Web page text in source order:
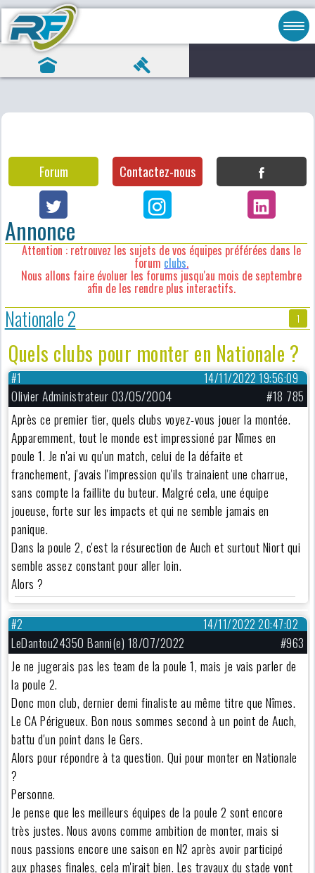
Forum Contactez-nous
Annonce
Attention : retrouvez les sujets de vos équipes préférées dans le
forum clubs.
Nous allons faire évoluer les forums jusqu'au mois de septembre
afin de les rendre plus interactifs.
Nationale 2 1
Quels clubs pour monter en Nationale ?
14/11/2022 19:56:09
#1
Olivier Administrateur 03/05/2004
#18 785
Après ce premier tier, quels clubs voyez-vous jouer la montée.
Apparemment, tout le monde est impressioné par Nîmes en
poule 1. Je n'ai vu qu'un match, celui de la défaite et
franchement, j'avais l'impression qu'ils trainaient une charrue,
sans compte la faillite du buteur. Malgré cela, une équipe
joueuse, forte sur les impacts et qui ne semble jamais en
panique.
Dans la poule 2, c'est la résurection de Auch et surtout Niort qui
semble assez constant pour aller loin.
Alors ?
14/11/2022 20:47:02
#2
LeDantou24350 Banni(e) 18/07/2022
#963
Je ne jugerais pas les team de la poule 1, mais je vais parler de
la poule 2.
Donc mon club, dernier demi finaliste au même titre que Nîmes.
Le CA Périgueux. Bon nous sommes second à un point de Auch,
battu d'un point dans le Gers.
Alors pour répondre à ta question. Qui pour monter en Nationale
?
Personne.
Je pense que les meilleurs équipes de la poule 2 sont encore
très justes. Nous avons comme ambition de monter, mais si
nous passions encore une saison en N2 après avoir participé
aux phases finales, cela m'irait bien. Les travaux du stade vont